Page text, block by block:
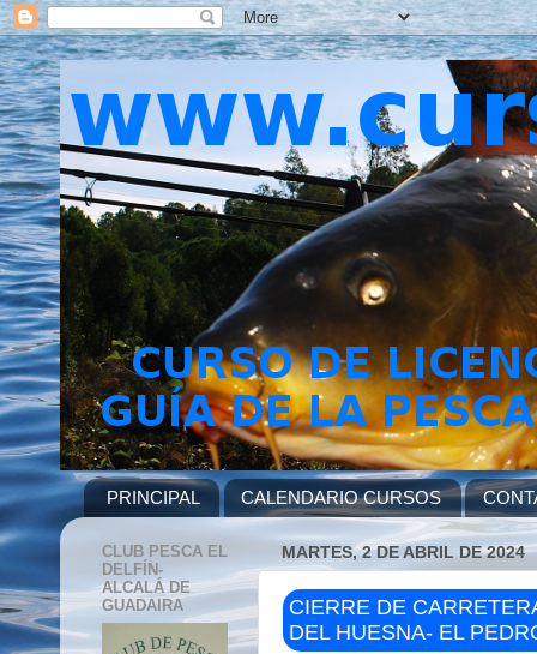
PRINCIPAL CALENDARIO CURSOS
MARTES, 2 DE ABRIL DE 2024
CIERRE DE
DEL HUESNA- EL
CLUB PESCA EL
DELFÍN-
ALCALÁ DE
GUADAIRA